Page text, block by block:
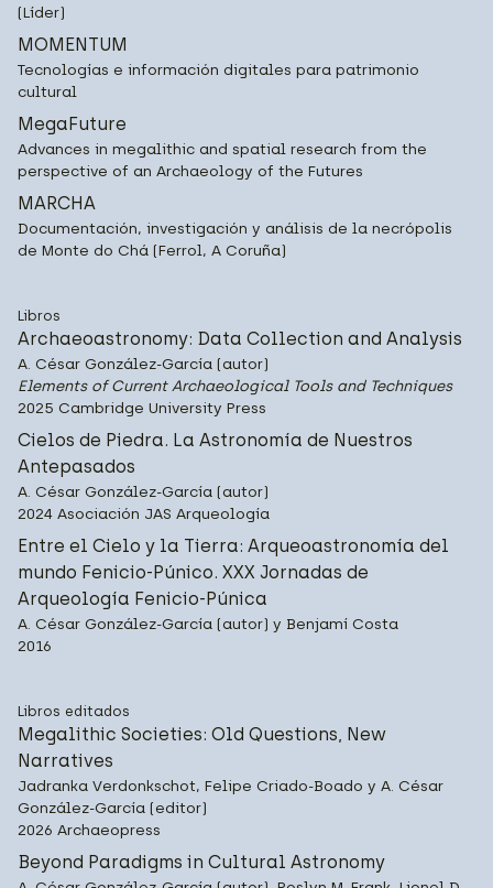
(Líder)
MOMENTUM
Tecnologías e información digitales para patrimonio
cultural
MegaFuture
Advances in megalithic and spatial research from the
perspective of an Archaeology of the Futures
MARCHA
Documentación, investigación y análisis de la necrópolis
de Monte do Chá (Ferrol, A Coruña)
Libros
Archaeoastronomy: Data Collection and Analysis
A. César González-García (autor)
Elements of Current Archaeological Tools and Techniques
2025 Cambridge University Press
Cielos de Piedra. La Astronomía de Nuestros
Antepasados
A. César González-García (autor)
2024 Asociación JAS Arqueología
Entre el Cielo y la Tierra: Arqueoastronomía del
mundo Fenicio-Púnico. XXX Jornadas de
Arqueología Fenicio-Púnica
A. César González-García (autor) y Benjamí Costa
2016
Libros editados
Megalithic Societies: Old Questions, New
Narratives
Jadranka Verdonkschot, Felipe Criado-Boado y A. César
González-García (editor)
2026 Archaeopress
Beyond Paradigms in Cultural Astronomy